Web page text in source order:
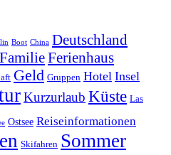
Boot China Deutschland
FamilieFerienhaus
Geld Gruppen Hotel Insel
Kurzurlaub Küste Las
Ostsee Reiseinformationen
Skifahren Sommer